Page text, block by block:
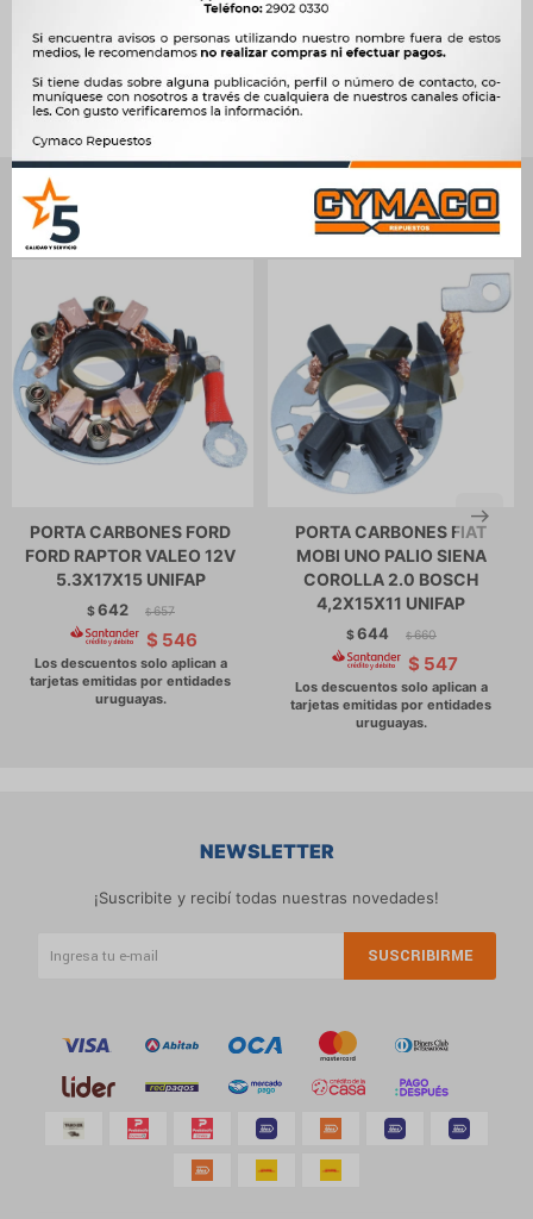
Ver mas productos de la marca Unifap
Productos que te pueden interesar
PORTA CARBONES FORD
FORD RAPTOR VALEO 12V
5.3X17X15 UNIFAP
$642 $ 657
$ 546
PORTA CARBONES FIAT
MOBI UNO PALIO SIENA
COROLLA 2.0 BOSCH
4,2X15X11 UNIFAP
$644 $ 660
$ 547
NEWSLETTER
¡Suscribite y recibí todas nuestras novedades!
SUSCRIBIRME